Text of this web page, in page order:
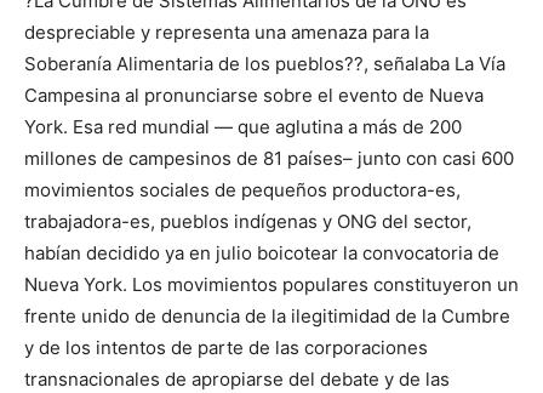
despreciable y representa una amenaza para la
Soberanía Alimentaria de los pueblos??, señalaba La Vía
Campesina al pronunciarse sobre el evento de Nueva
York. Esa red mundial — que aglutina a más de 200
millones de campesinos de 81 países– junto con casi 600
movimientos sociales de pequeños productora-es,
trabajadora-es, pueblos indígenas y ONG del sector,
habían decidido ya en julio boicotear la convocatoria de
Nueva York. Los movimientos populares constituyeron un
frente unido de denuncia de la ilegitimidad de la Cumbre
y de los intentos de parte de las corporaciones
transnacionales de apropiarse del debate y de las